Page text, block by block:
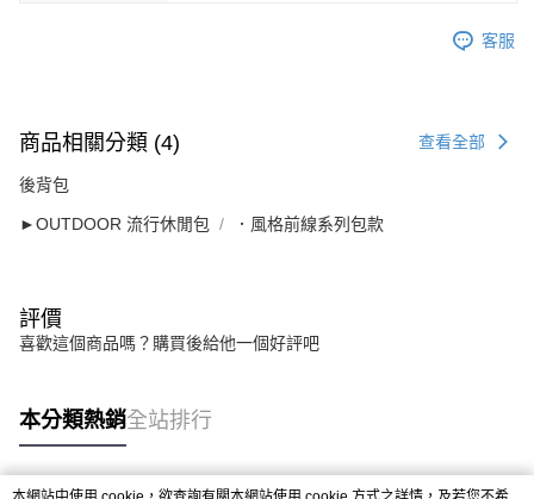
客服
商品相關分類 (4) 查看全部
後背包
►OUTDOOR 流行休閒包 ．風格前線系列包款
評價
喜歡這個商品嗎？購買後給他一個好評吧
本分類熱銷全站排行